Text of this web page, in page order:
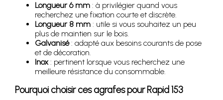
Longueur 6 mm : à privilégier quand vous
recherchez une fixation courte et discrète.
Longueur 8 mm : utile si vous souhaitez un peu
plus de maintien sur le bois.
Galvanisé: adapté aux besoins courants de pose
et de décoration.
Inox: pertinent lorsque vous recherchez une
meilleure résistance du consommable.
Pourquoi choisir ces agrafes pour Rapid 153